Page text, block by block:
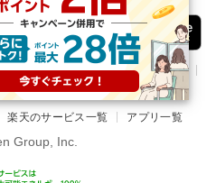
ヘルプ リリース情報
利用規約
のサロン様
楽天のサービス一覧 アプリ一覧
Group, Inc.